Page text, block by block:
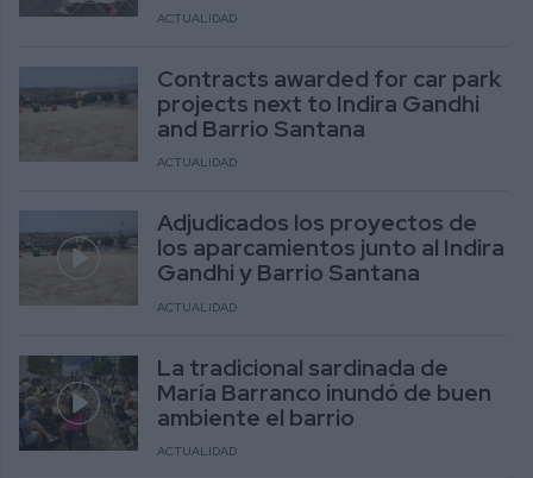
ACTUALIDAD
Contracts awarded for car park
projects next to Indira Gandhi
and Barrio Santana
ACTUALIDAD
Adjudicados los proyectos de
los aparcamientos junto al Indira
Gandhi y Barrio Santana
ACTUALIDAD
La tradicional sardinada de
María Barranco inundó de buen
ambiente el barrio
ACTUALIDAD